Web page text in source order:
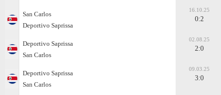
San Carlos
Deportivo Saprissa
16.10.25
0:2
Deportivo Saprissa
San Carlos
02.08.25
2:0
Deportivo Saprissa
San Carlos
09.03.25
3:0